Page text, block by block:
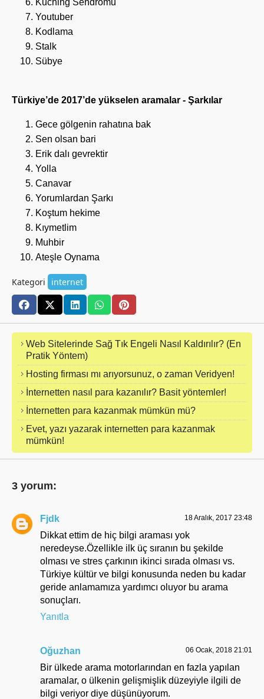
Kuching Sendromu
Youtuber
Kodlama
Stalk
Sübye
Türkiye’de 2017’de yükselen aramalar - Şarkılar
Gece gölgenin rahatına bak
Sen olsan bari
Erik dalı gevrektir
Yolla
Canavar
Yorumlardan Şarkı
Koştum hekime
Kıymetlim
Muhbir
Ateşle Oynama
Kategori internet
Web Sitelerinde Sağ Tık Engeli Nasıl Kaldırılır? (En
Pratik Yöntem)
Hosting firması mı arıyorsunuz, o zaman Veridyen!
İnternetten nasıl para kazanılır? Basit yöntemler!
İnternetten para kazanmak mümkün mü?
Evet, yazı yazarak internetten para kazanmak
mümkün!
3 yorum:
Fjdk 18 Aralık, 2017 23:48
Dikkat ettim de hiç bilgi araması yok
neredeyse.Özellikle ilk üç sıranın bu şekilde
olması ve stres çarkının ikinci sırada olması vs.
Türkiye kültür ve bilgi konusunda neden bu kadar
geride anlamamıza yardımcı oluyor bu arama
sonuçları.
Yanıtla
Oğuzhan 06 Ocak, 2018 21:01
Bir ülkede arama motorlarından en fazla yapılan
aramalar, o ülkenin gelişmişlik düzeyiyle ilgili de
bilgi veriyor diye düşünüyorum.